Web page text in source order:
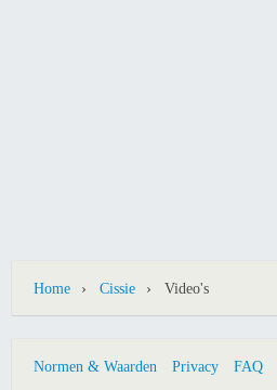
Home › Cissie › Video's
Normen & Waarden Privacy FAQ